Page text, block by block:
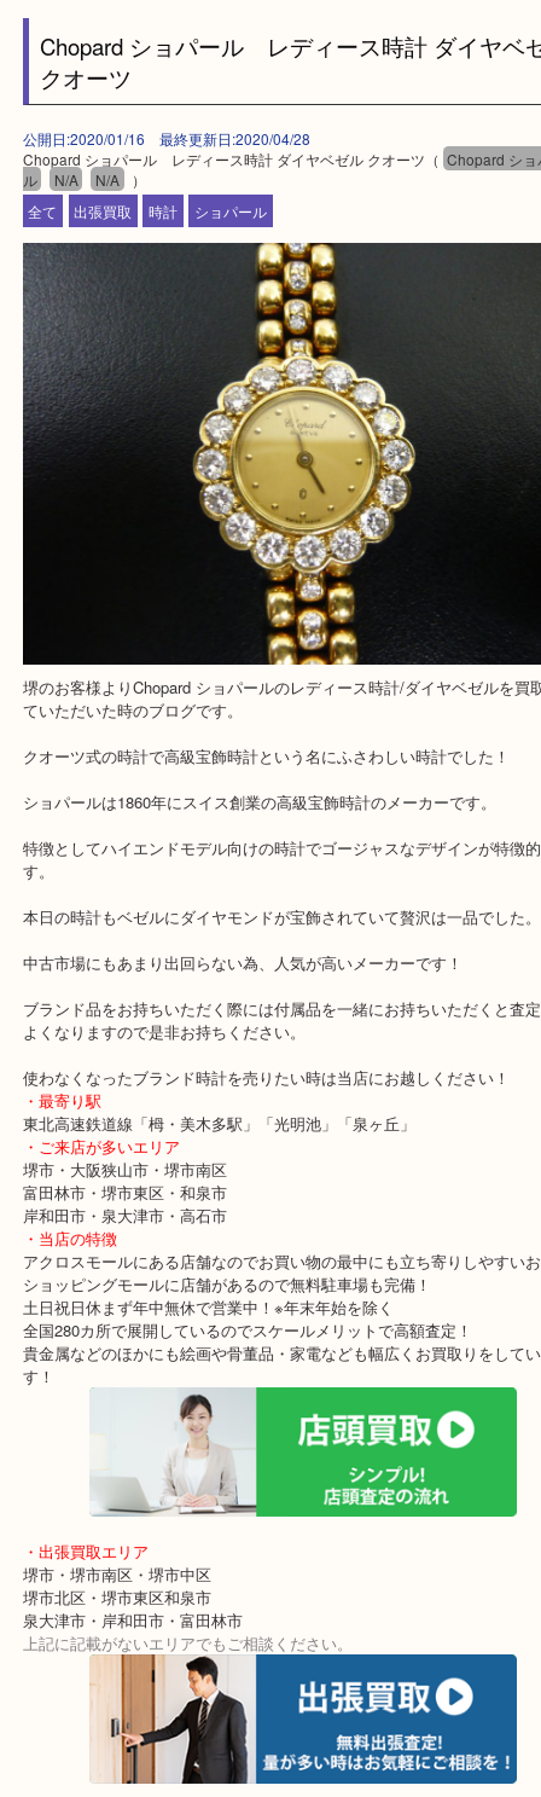
・よくいただくご質問集
買取専門 大吉 泉北アクロスモール店に来てよかった！と思ってい
一点一点を丁寧に査定させていただきます！
---お知らせ---
最後に当店では現在、正社員を募集しておりますのでご興味ある方
求人要項はここをクリック
Facebook
Twitter
Line
Chopard ショパール レディース時計 ダイ
公開日:2020/01/16 最終更新日:2020/04/28
ル N/A N/A ）
全て
堺のお客様よりChopard ショパールのレディース時計/ダイヤベゼ
ていただいた時のブログです。
クオーツ式の時計で高級宝飾時計という名にふさわしい時計でした
ショパールは1860年にスイス創業の高級宝飾時計のメーカーです。
特徴としてハイエンドモデル向けの時計でゴージャスなデザインが
す。
本日の時計もベゼルにダイヤモンドが宝飾されていて贅沢は一品で
中古市場にもあまり出回らない為、人気が高いメーカーです！
ブランド品をお持ちいただく際には付属品を一緒にお持ちいただく
よくなりますので是非お持ちください。